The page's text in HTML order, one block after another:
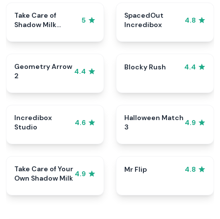
Take Care of
Shadow Milk
5
SpacedOut
Incredibox
4.8
Geometry Arrow
2
4.4
Blocky Rush 4.4
Incredibox
Studio
4.6
Halloween Match
3
4.9
Take Care of Your
Own Shadow Milk 4.9
Mr Flip 4.8